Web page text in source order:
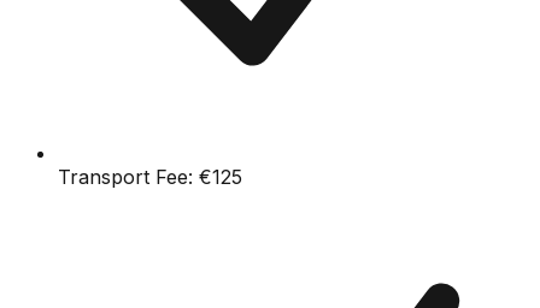
Transport Fee: €125